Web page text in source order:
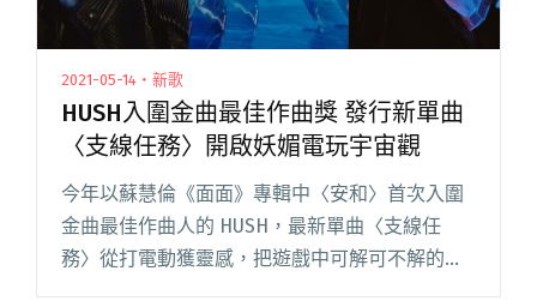
2021-05-14・新歌
HUSH入圍金曲最佳作曲獎 發行新單曲
〈支線任務〉開啟妖媚電玩宇宙觀
今年以蘇慧倫《面面》專輯中〈安和〉首次入圍
金曲最佳作曲人的 HUSH，最新單曲〈支線任
務〉從打電動獲靈感，把遊戲中可解可不解的
「支線任務」用來傳達感情世界中「不被愛」的